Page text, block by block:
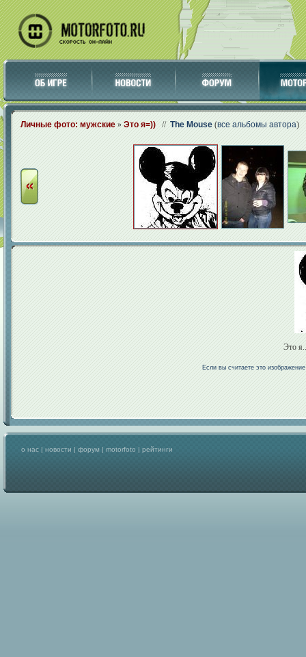
Личные фото: мужские » Это я=)) // The Mouse (все альбомы автора)
Это
Если вы считаете это
о нас | новости | форум | motorfoto | рейтинги